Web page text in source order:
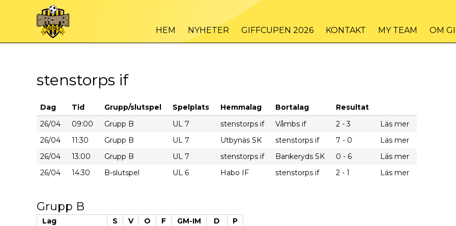
HEM NYHETER GIFFCUPEN 2026 KONTAKT MY TEAM OM
stenstorps if
Dag Tid Grupp/slutspel Spelplats Hemmalag Bortalag
Resultat
26/04
09:00 Grupp B UL 7 stenstorps if Våmbs if 2 - 3
Läs mer
26/04
11:30 Grupp B UL 7 Utbynäs SK stenstorps if 7 - 0
Läs mer
26/04
13:00 Grupp B UL 7 stenstorps if Bankeryds SK 0 - 6
Läs mer
26/04
14:30 B-slutspel UL 6 Habo IF stenstorps if 2 - 1 Läs mer
Grupp B
Lag S V O F GM-IM D
P